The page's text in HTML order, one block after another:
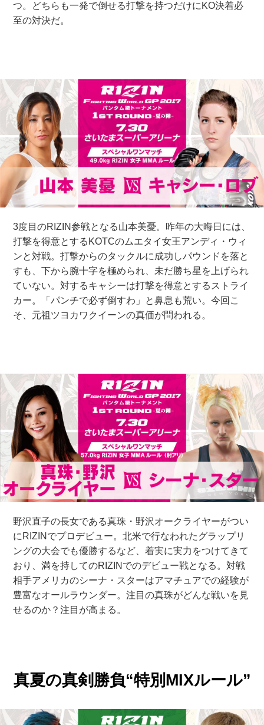
つ。どちらも一発で倒せる打撃を持つだけにKO決着必
至の対決だ。
3度目のRIZIN参戦となる山本美憂。昨年の大晦日には、
打撃を得意とするKOTCのムエタイ女王アンディ・ウィ
ンと対戦。打撃からのタックルに成功しパウンドを落と
すも、下から腕十字を極められ、未だ勝ち星を上げられ
ていない。対するキャシーは打撃を得意とするストライ
カー。「パンチで必ず倒すわ」と鼻息も荒い。今回こ
そ、元祖ツヨカワクイーンの真価が問われる。
野沢直子の長女である真珠・野沢オークライヤーがつい
にRIZINでプロデビュー。北米で行なわれたグラップリ
ングの大会でも優勝するなど、着実に実力をつけてきて
おり、満を持してのRIZINでのデビュー戦となる。対戦
相手アメリカのシーナ・スターはアマチュアでの経験が
豊富なオールラウンダー。注目の真珠がどんな戦いを見
せるのか？注目が高まる。
真夏の真剣勝負“特別MIXルール”